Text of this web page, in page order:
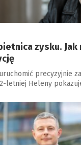
zysku. Jak
precyzyjnie
letniej Heleny